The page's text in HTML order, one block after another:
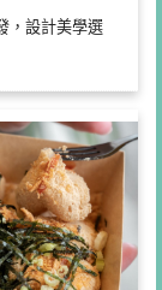
，設計美學選